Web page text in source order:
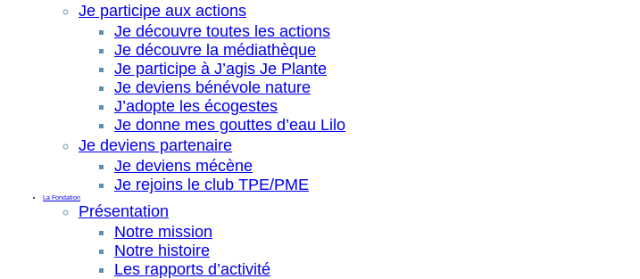
Je participe aux actions
Je découvre toutes les actions
Je découvre la médiathèque
Je participe à J’agis Je Plante
Je deviens bénévole nature
J’adopte les écogestes
Je donne mes gouttes d’eau Lilo
Je deviens partenaire
Je deviens mécène
Je rejoins le club TPE/PME
La Fondation
Présentation
Notre mission
Notre histoire
Les rapports d’activité